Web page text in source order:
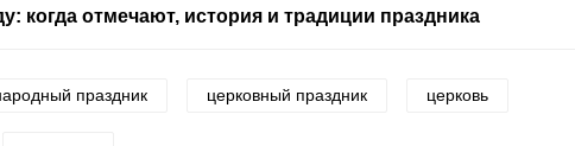
когда отмечают, история и традиции праздника
праздник церковный праздник церковь